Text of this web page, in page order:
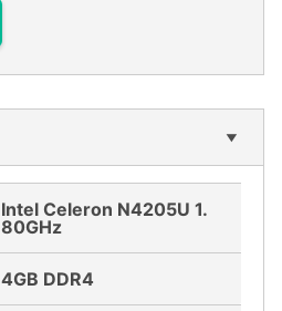
Intel Celeron N4205U 1.
80GHz
4GB DDR4